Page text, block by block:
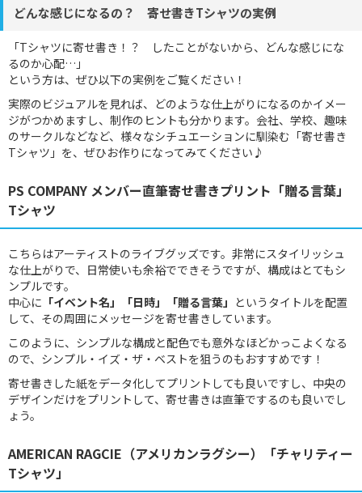
どんな感じになるの？ 寄せ書きTシャツの実例
「Tシャツに寄せ書き！？ したことがないから、どんな感じにな
るのか心配…」
という方は、ぜひ以下の実例をご覧ください！
実際のビジュアルを見れば、どのような仕上がりになるのかイメー
ジがつかめますし、制作のヒントも分かります。会社、学校、趣味
のサークルなどなど、様々なシチュエーションに馴染む「寄せ書き
Tシャツ」を、ぜひお作りになってみてください♪
PS COMPANY メンバー直筆寄せ書きプリント「贈る言葉」
Tシャツ
こちらはアーティストのライブグッズです。非常にスタイリッシュ
な仕上がりで、日常使いも余裕でできそうですが、構成はとてもシ
ンプルです。
中心に 「イベント名」「日時」「贈る言葉」 というタイトルを配置
して、その周囲にメッセージを寄せ書きしています。
このように、シンプルな構成と配色でも意外なほどかっこよくなる
ので、シンプル・イズ・ザ・ベストを狙うのもおすすめです！
寄せ書きした紙をデータ化してプリントしても良いですし、中央の
デザインだけをプリントして、寄せ書きは直筆でするのも良いでし
ょう。
AMERICAN RAGCIE（アメリカンラグシー）「チャリティー
Tシャツ」